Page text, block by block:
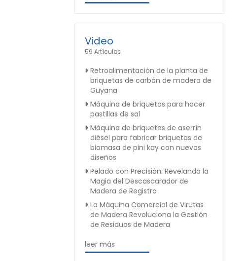
Video
59 Artículos
Retroalimentación de la planta de
briquetas de carbón de madera de
Guyana
Máquina de briquetas para hacer
pastillas de sal
Máquina de briquetas de aserrín
diésel para fabricar briquetas de
biomasa de pini kay con nuevos
diseños
Pelado con Precisión: Revelando la
Magia del Descascarador de
Madera de Registro
La Máquina Comercial de Virutas
de Madera Revoluciona la Gestión
de Residuos de Madera
leer más